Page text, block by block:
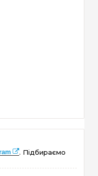
. Підбираємо